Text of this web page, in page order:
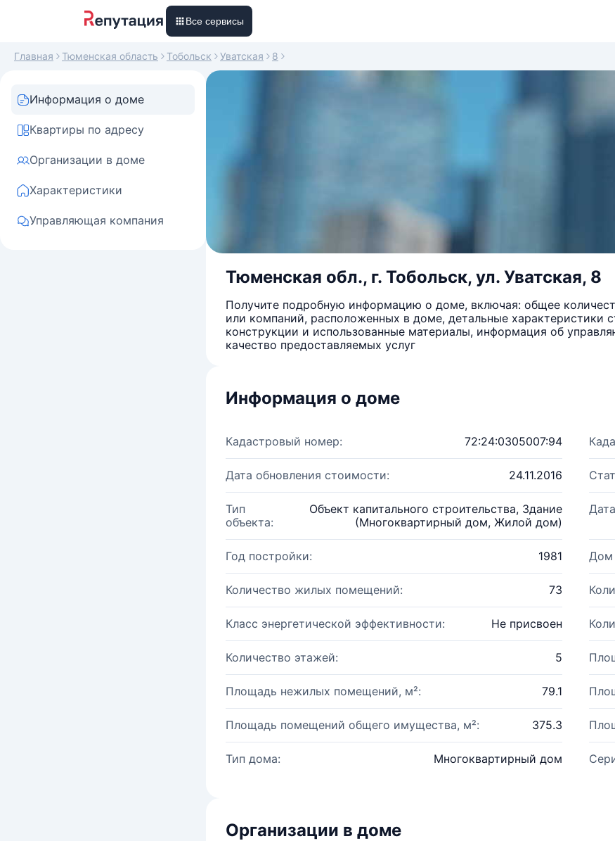
Все сервисы
Главная Тюменская область Тобольск Уватская 8
Информация о доме
Квартиры по адресу
Организации в доме
Характеристики
Управляющая компания
Тюменская обл., г. Тобольск, ул. Уватская, 8
Получите подробную информацию о доме, включая: общее
или компаний, расположенных в доме, детальные характеристики
конструкции и использованные материалы, информация об
качество предоставляемых услуг
Информация о доме
Кадастровый номер: 72:24:0305007:94
Дата обновления стоимости: 24.11.2016
Тип
объекта:
Объект капитального строительства, Здание
(Многоквартирный дом, Жилой дом)
Год постройки: 1981 Дом
Количество жилых помещений: 73
Класс энергетической эффективности: Не присвоен
Количество этажей: 5
Площадь нежилых помещений, м²: 79.1
Площадь помещений общего имущества, м²: 375.3
Тип дома: Многоквартирный дом
Организации в доме